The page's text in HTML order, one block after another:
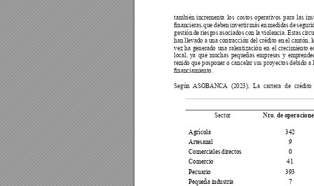
también incrementa los costos operativos para las
nancieras, que deben invertir más en medidas de
gestión de riesgos asociados con la violencia. Estas
han llevado a una contracción del crédito en el cantón,
vez ha generado una ralentización en el crecimiento
local, ya que muchas pequeñas empresas y
tenido que posponer o cancelar sus proyectos debido
nanciamiento.
Según ASOBANCA (2023), La cartera de crédito
Sector Nro. de
Agrícola
342
Artesanal
9
Comerciales directos
0
Comercio
41
Pecuario
393
Pequeña industria
7